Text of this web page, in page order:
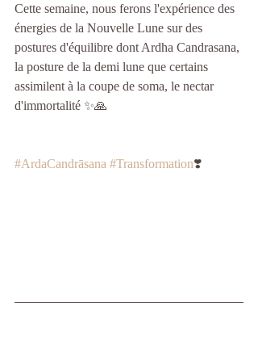
Cette semaine, nous ferons l'expérience des
énergies de la Nouvelle Lune sur des
postures d'équilibre dont Ardha Candrasana,
la posture de la demi lune que certains
assimilent à la coupe de soma, le nectar
d'immortalité ✨🙏
#ArdaCandrāsana #Transformation❣️